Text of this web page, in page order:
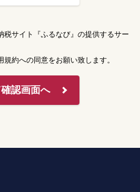
税サイト『ふるなび』の提供するサー
約への同意をお願い致します。